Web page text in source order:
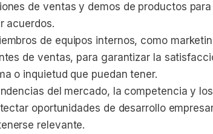
de ventas y demos de productos
acuerdos.
de equipos internos, como
de ventas, para garantizar la
o inquietud que puedan tener.
del mercado, la competencia y
oportunidades de desarrollo
relevante.